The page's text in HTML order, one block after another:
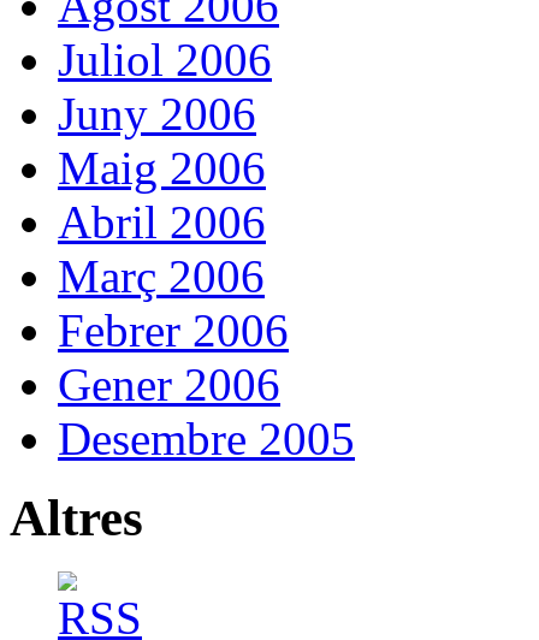
Juliol 2006
Juny 2006
Maig 2006
Abril 2006
Març 2006
Febrer 2006
Gener 2006
Desembre 2005
Altres